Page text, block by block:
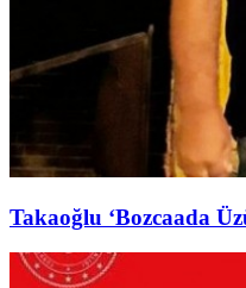
Takaoğlu ‘Bozcaada